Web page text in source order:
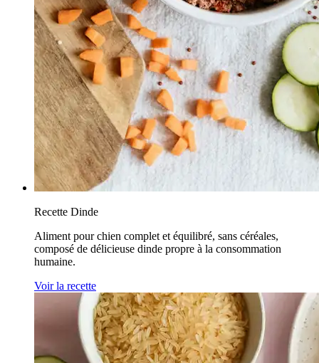
Recette Dinde
Aliment pour chien complet et équilibré, sans céréales,
composé de délicieuse dinde propre à la consommation
humaine.
Voir la recette